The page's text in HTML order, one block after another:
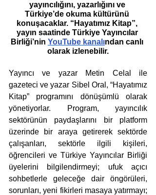
yayıncılığını, yazarlığını ve
Türkiye’de okuma kültürünü
konuşacaklar. “Hayatımız Kitap”,
yayın saatinde Türkiye Yayıncılar
Birliği’nin YouTube kanalından canlı
olarak izlenebilir.
Yayıncı ve yazar Metin Celal ile
gazeteci ve yazar Sibel Oral, “Hayatımız
Kitap” programını dönüşümlü olarak
yönetiyorlar. Program, yayıncılık
sektörünün paydaşlarını bir platform
üzerinde bir araya getirerek sektörde
çalışanları, sektörle ilgili kişileri,
öğrencileri ve Türkiye Yayıncılar Birliği
üyelerini bilgilendirmeyi; ufuk açıcı
sohbetlerle geleceğe dair öngörüleri,
sorunları, yeni fikirleri masaya yatırmayı;